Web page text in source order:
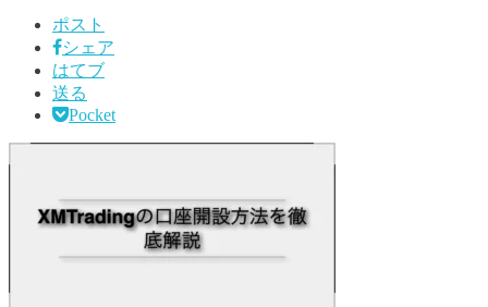
ポスト
シェア
はてブ
送る
Pocket